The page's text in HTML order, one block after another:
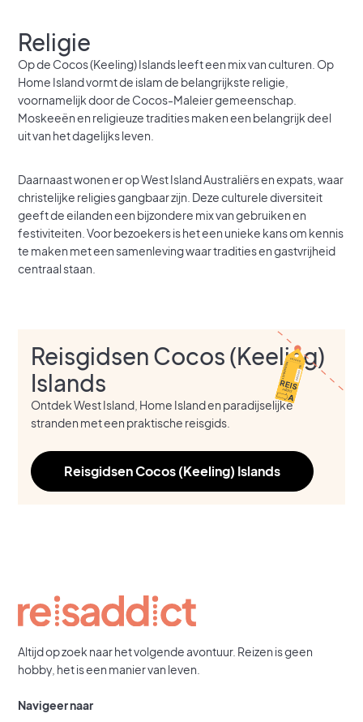
Religie
Op de Cocos (Keeling) Islands leeft een mix van culturen. Op
Home Island vormt de islam de belangrijkste religie,
voornamelijk door de Cocos-Maleier gemeenschap.
Moskeeën en religieuze tradities maken een belangrijk deel
uit van het dagelijks leven.
Daarnaast wonen er op West Island Australiërs en expats, waar
christelijke religies gangbaar zijn. Deze culturele diversiteit
geeft de eilanden een bijzondere mix van gebruiken en
festiviteiten. Voor bezoekers is het een unieke kans om kennis
te maken met een samenleving waar tradities en gastvrijheid
centraal staan.
Reisgidsen Cocos (Keeling)
Islands
Ontdek West Island, Home Island en paradijselijke
stranden met een praktische reisgids.
Reisgidsen Cocos (Keeling) Islands
Altijd op zoek naar het volgende avontuur. Reizen is geen
hobby, het is een manier van leven.
Navigeer naar